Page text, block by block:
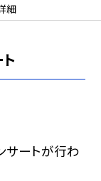
細
サートが行わ